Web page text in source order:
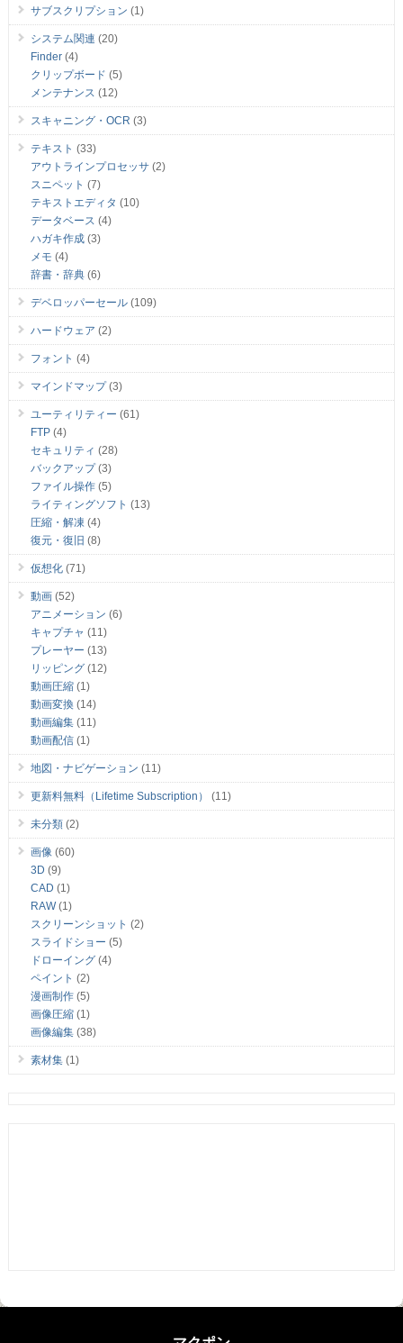
サブスクリプション (1)
システム関連 (20)
Finder(4)
クリップボード (5)
メンテナンス (12)
スキャニング・OCR (3)
テキスト (33)
アウトラインプロセッサ(2)
スニペット (7)
テキストエディタ (10)
データベース (4)
ハガキ作成(3)
メモ (4)
辞書・辞典(6)
デベロッパーセール(109)
ハードウェア (2)
フォント (4)
マインドマップ(3)
ユーティリティー (61)
FTP(4)
セキュリティ (28)
バックアップ(3)
ファイル操作(5)
ライティングソフト (13)
圧縮・解凍 (4)
復元・復旧 (8)
仮想化(71)
動画(52)
アニメーション (6)
キャプチャ (11)
プレーヤー (13)
リッピング(12)
動画圧縮(1)
動画変換 (14)
動画編集(11)
動画配信(1)
地図・ナビゲーション (11)
更新料無料（Lifetime Subscription） (11)
未分類(2)
画像(60)
3D (9)
CAD (1)
RAW(1)
スクリーンショット (2)
スライドショー (5)
ドローイング(4)
ペイント (2)
漫画制作(5)
画像圧縮(1)
画像編集(38)
素材集(1)